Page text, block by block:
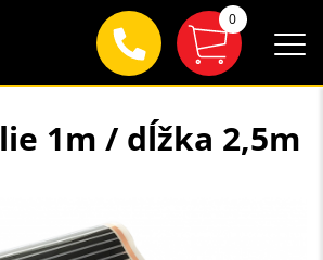
1m / dĺžka 2,5m
0